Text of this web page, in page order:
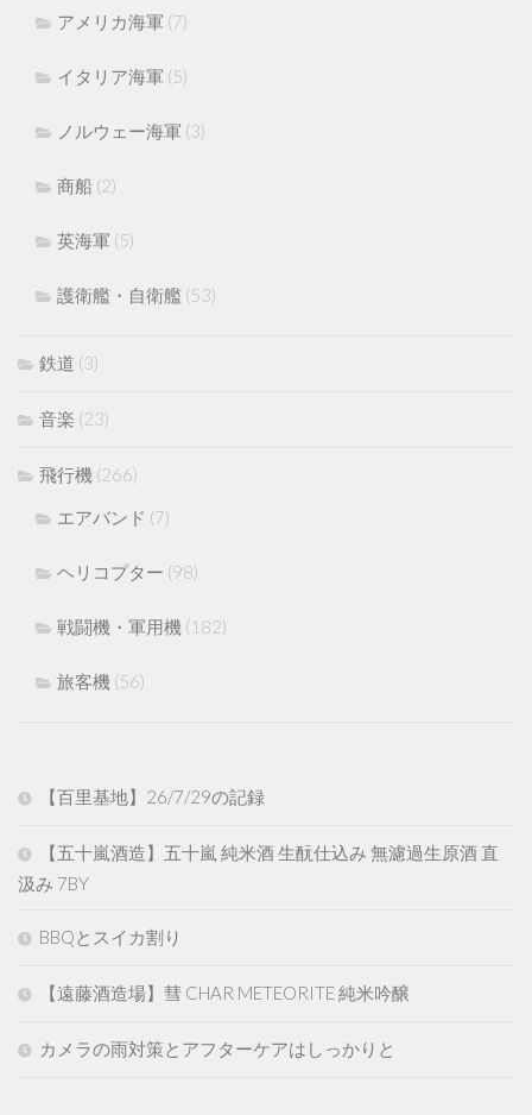
アメリカ海軍 (7)
イタリア海軍 (5)
ノルウェー海軍 (3)
商船 (2)
英海軍 (5)
護衛艦・自衛艦 (53)
鉄道 (3)
音楽 (23)
飛行機 (266)
エアバンド (7)
ヘリコプター (98)
戦闘機・軍用機 (182)
旅客機 (56)
【百里基地】26/7/29の記録
【五十嵐酒造】五十嵐 純米酒 生酛仕込み 無濾過生原酒 直
汲み 7BY
BBQとスイカ割り
【遠藤酒造場】彗 CHAR METEORITE 純米吟醸
カメラの雨対策とアフターケアはしっかりと